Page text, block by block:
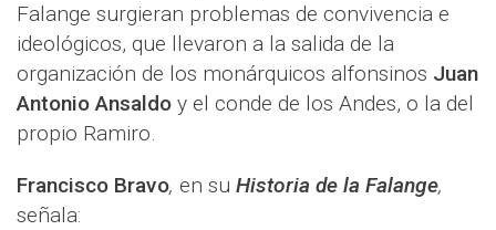
Falange surgieran problemas de convivencia e
ideológicos, que llevaron a la salida de la
organización de los monárquicos alfonsinos Juan
Antonio Ansaldo y el conde de los Andes, o la del
propio Ramiro.
Francisco Bravo, en su Historia de la Falange,
señala: